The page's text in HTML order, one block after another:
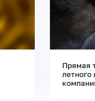
Прямая
летного